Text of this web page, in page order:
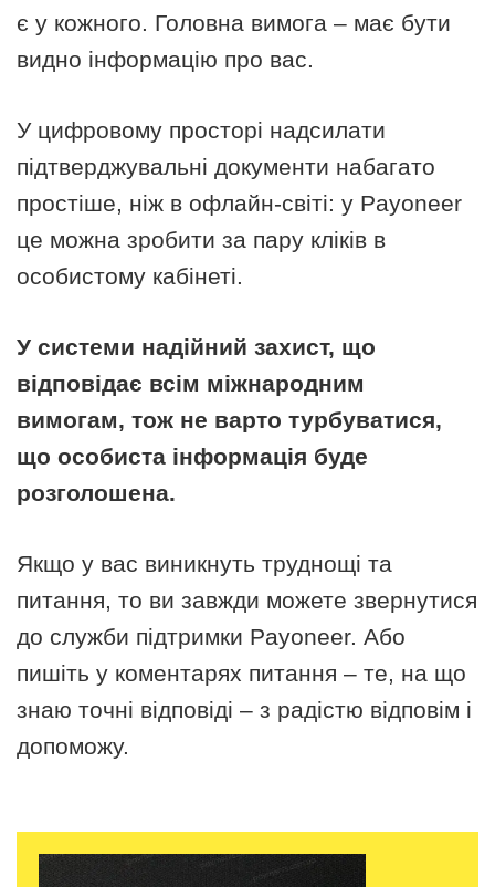
є у кожного. Головна вимога – має бути
видно інформацію про вас.
У цифровому просторі надсилати
підтверджувальні документи набагато
простіше, ніж в офлайн-світі: у Payoneer
це можна зробити за пару кліків в
особистому кабінеті.
У системи надійний захист, що
відповідає всім міжнародним
вимогам, тож не варто турбуватися,
що особиста інформація буде
розголошена.
Якщо у вас виникнуть труднощі та
питання, то ви завжди можете звернутися
до служби підтримки Payoneer. Або
пишіть у коментарях питання – те, на що
знаю точні відповіді – з радістю відповім і
допоможу.